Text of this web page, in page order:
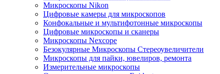
Микроскопы Nikon
Цифровые камеры для микроскопов
Конфокальные и мультифотонные микроскопы
Цифровые микроскопы и сканеры
Микроскопы Nexcope
Безокулярные Микроскопы Стереоувеличители
Микроскопы для пайки, ювелиров, ремонта
Измерительные микроскопы